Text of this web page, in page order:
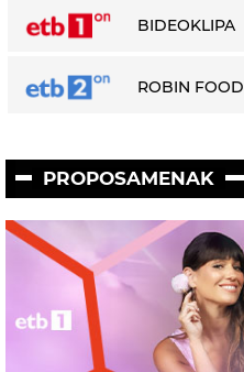
BIDEOKLIPA
ROBIN FOOD
PROPOSAMENAK